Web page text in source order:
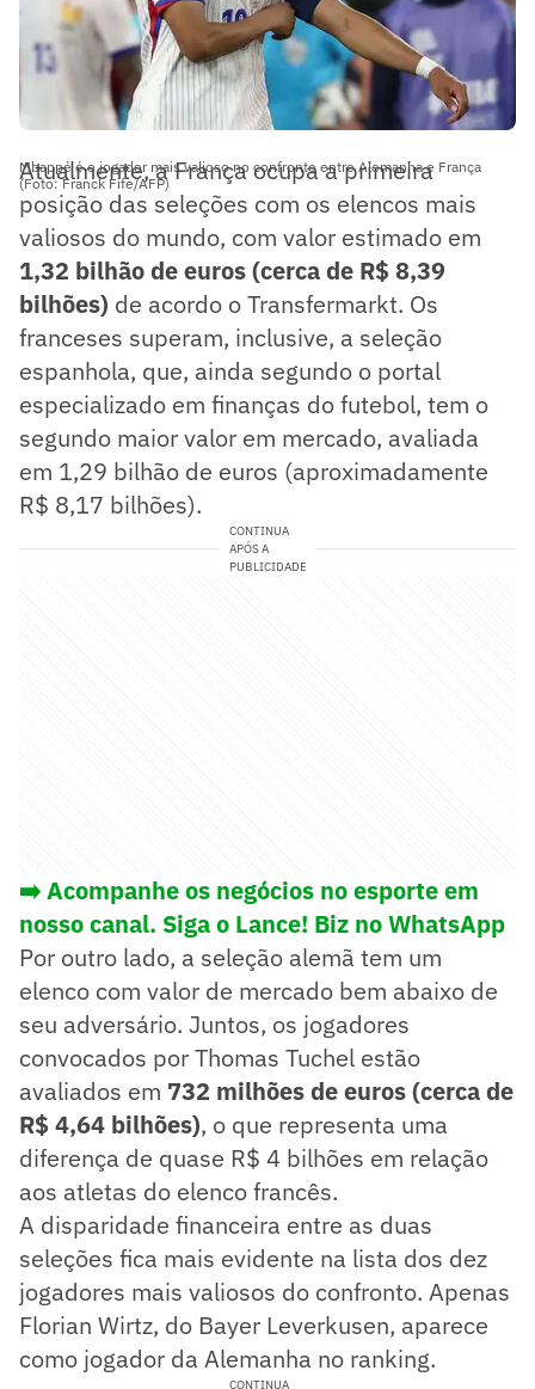
Mbappé é o jogador mais valioso no confronto entre Alemanha e França
(Foto: Franck Fife/AFP)
Atualmente, a França ocupa a primeira
posição das seleções com os elencos mais
valiosos do mundo, com valor estimado em
1,32 bilhão de euros (cerca de R$ 8,39
bilhões) de acordo o Transfermarkt. Os
franceses superam, inclusive, a seleção
espanhola, que, ainda segundo o portal
especializado em finanças do futebol, tem o
segundo maior valor em mercado, avaliada
em 1,29 bilhão de euros (aproximadamente
R$ 8,17 bilhões).
CONTINUA
APÓS A
PUBLICIDADE
➡️ Acompanhe os negócios no esporte em
nosso canal. Siga o Lance! Biz no WhatsApp
Por outro lado, a seleção alemã tem um
elenco com valor de mercado bem abaixo de
seu adversário. Juntos, os jogadores
convocados por Thomas Tuchel estão
avaliados em 732 milhões de euros (cerca de
R$ 4,64 bilhões), o que representa uma
diferença de quase R$ 4 bilhões em relação
aos atletas do elenco francês.
A disparidade financeira entre as duas
seleções fica mais evidente na lista dos dez
jogadores mais valiosos do confronto. Apenas
Florian Wirtz, do Bayer Leverkusen, aparece
como jogador da Alemanha no ranking.
CONTINUA